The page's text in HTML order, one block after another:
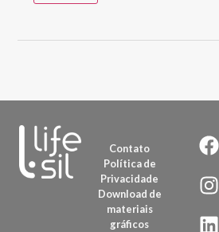
Contato
Política de
Privacidade
Download de
materiais
gráficos